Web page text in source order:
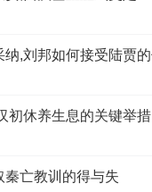
初休养生息的关键举措
亡教训的得与失